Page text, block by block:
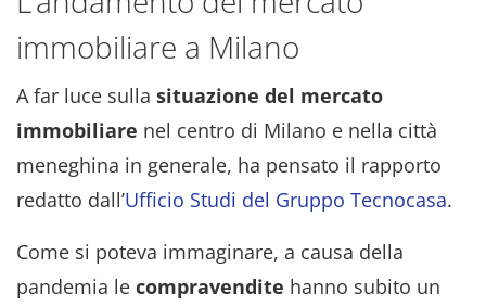
immobiliare a Milano
A far luce sulla situazione del mercato
immobiliare nel centro di Milano e nella città
meneghina in generale, ha pensato il rapporto
redatto dall’Ufficio Studi del Gruppo Tecnocasa.
Come si poteva immaginare, a causa della
pandemia le compravendite hanno subito un